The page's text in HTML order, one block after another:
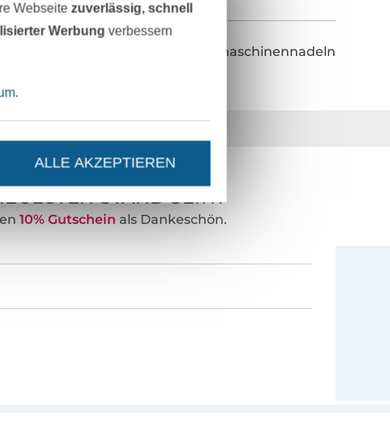
Zurück zu Nähmaschinennadeln
STAND SEIN?
10% Gutschein als Dankeschön.
Webseite zuverlässig, schnell
Werbung verbessern
.
ALLE AKZEPTIEREN